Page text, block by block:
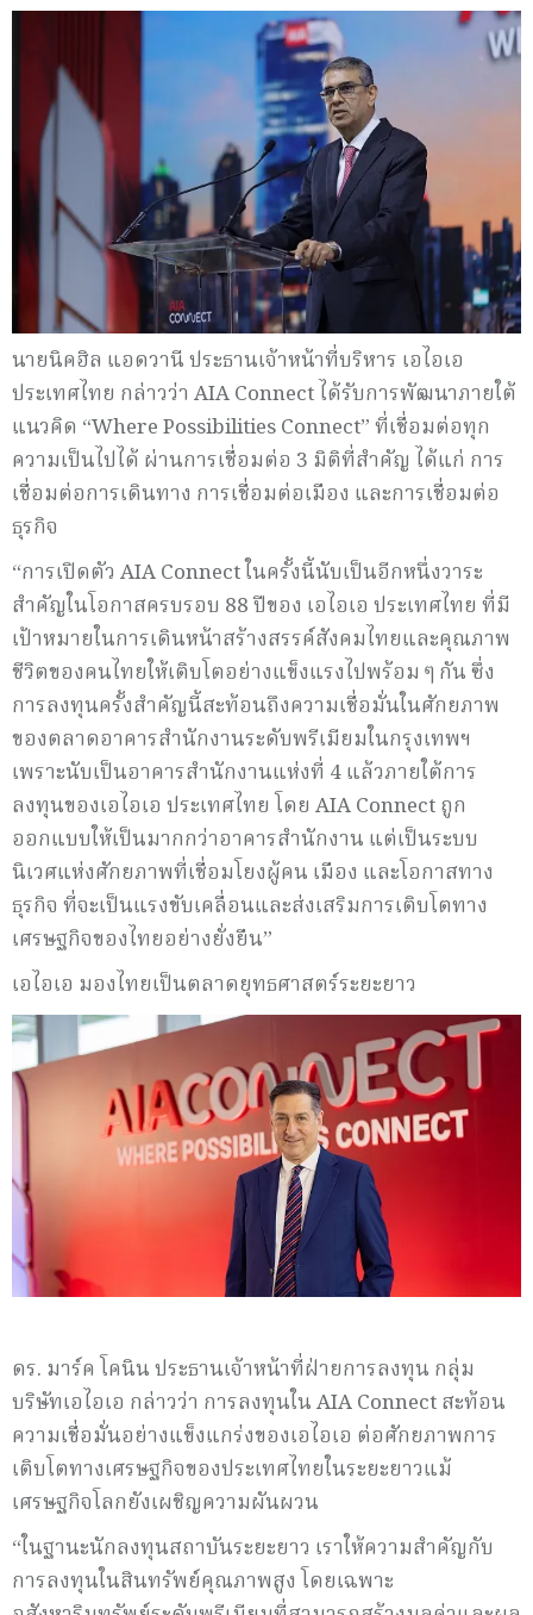
นายนิคฮิล แอดวานี ประธานเจ้าหน้าที่บริหาร เอไอเอ
ประเทศไทย กล่าวว่า AIA Connect ได้รับการพัฒนาภายใต้
แนวคิด “Where Possibilities Connect” ที่เชื่อมต่อทุก
ความเป็นไปได้ ผ่านการเชื่อมต่อ 3 มิติที่สำคัญ ได้แก่ การ
เชื่อมต่อการเดินทาง การเชื่อมต่อเมือง และการเชื่อมต่อ
ธุรกิจ
“การเปิดตัว AIA Connect ในครั้งนี้นับเป็นอีกหนึ่งวาระ
สำคัญในโอกาสครบรอบ 88 ปีของ เอไอเอ ประเทศไทย ที่มี
เป้าหมายในการเดินหน้าสร้างสรรค์สังคมไทยและคุณภาพ
ชีวิตของคนไทยให้เติบโตอย่างแข็งแรงไปพร้อม ๆ กัน ซึ่ง
การลงทุนครั้งสำคัญนี้สะท้อนถึงความเชื่อมั่นในศักยภาพ
ของตลาดอาคารสำนักงานระดับพรีเมียมในกรุงเทพฯ
เพราะนับเป็นอาคารสำนักงานแห่งที่ 4 แล้วภายใต้การ
ลงทุนของเอไอเอ ประเทศไทย โดย AIA Connect ถูก
ออกแบบให้เป็นมากกว่าอาคารสำนักงาน แต่เป็นระบบ
นิเวศแห่งศักยภาพที่เชื่อมโยงผู้คน เมือง และโอกาสทาง
ธุรกิจ ที่จะเป็นแรงขับเคลื่อนและส่งเสริมการเติบโตทาง
เศรษฐกิจของไทยอย่างยั่งยืน”
เอไอเอ มองไทยเป็นตลาดยุทธศาสตร์ระยะยาว
ดร. มาร์ค โคนิน ประธานเจ้าหน้าที่ฝ่ายการลงทุน กลุ่ม
บริษัทเอไอเอ กล่าวว่า การลงทุนใน AIA Connect สะท้อน
ความเชื่อมั่นอย่างแข็งแกร่งของเอไอเอ ต่อศักยภาพการ
เติบโตทางเศรษฐกิจของประเทศไทยในระยะยาวแม้
เศรษฐกิจโลกยังเผชิญความผันผวน
“ในฐานะนักลงทุนสถาบันระยะยาว เราให้ความสำคัญกับ
การลงทุนในสินทรัพย์คุณภาพสูง โดยเฉพาะ